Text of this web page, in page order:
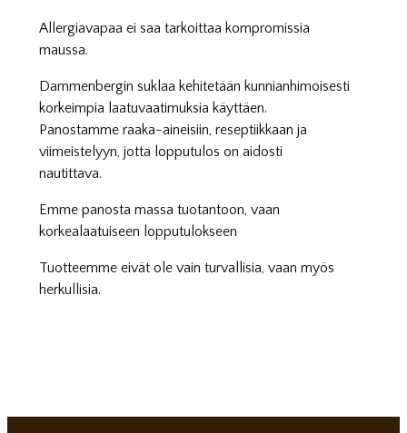
Allergiavapaa ei saa tarkoittaa kompromissia
maussa.
Dammenbergin suklaa kehitetään kunnianhimoisesti
korkeimpia laatuvaatimuksia käyttäen.
Panostamme raaka-aineisiin, reseptiikkaan ja
viimeistelyyn, jotta lopputulos on aidosti
nautittava.
Emme panosta massa tuotantoon, vaan
korkealaatuiseen lopputulokseen
Tuotteemme eivät ole vain turvallisia, vaan myös
herkullisia.